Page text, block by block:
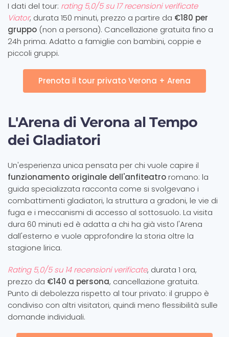
I dati del tour: rating 5,0/5 su 17 recensioni verificate
Viator, durata 150 minuti, prezzo a partire da €180 per
gruppo (non a persona). Cancellazione gratuita fino a
24h prima. Adatto a famiglie con bambini, coppie e
piccoli gruppi.
Prenota il tour privato Verona + Arena
L'Arena di Verona al Tempo
dei Gladiatori
Un'esperienza unica pensata per chi vuole capire il
funzionamento originale dell'anfiteatroromano: la
guida specializzata racconta come si svolgevano i
combattimenti gladiatori, la struttura a gradoni, le vie di
fuga e i meccanismi di accesso al sottosuolo. La visita
dura 60 minuti ed è adatta a chi ha già visto l'Arena
dall'esterno e vuole approfondire la storia oltre la
stagione lirica.
Rating 5,0/5 su 14 recensioni verificate, durata 1 ora,
prezzo da €140 a persona, cancellazione gratuita.
Punto di debolezza rispetto al tour privato: il gruppo è
condiviso con altri visitatori, quindi meno flessibilità sulle
domande individuali.